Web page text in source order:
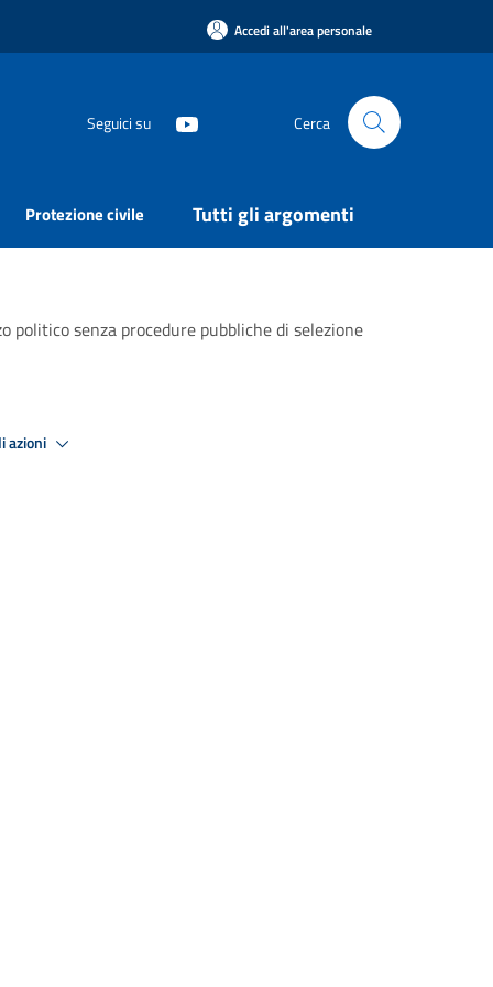
Accedi all'area personale
Seguici su Cerca
Protezione civile Tutti gli argomenti
politico senza procedure pubbliche di selezione
azioni